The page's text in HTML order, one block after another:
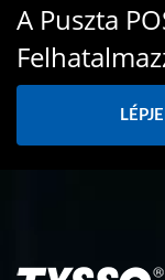
A Puszta